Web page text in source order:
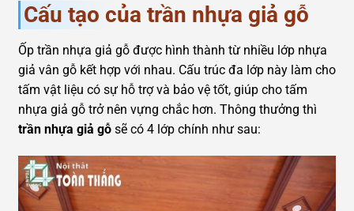
Cấu tạo của trần nhựa giả gỗ
Ốp trần nhựa giả gỗ được hình thành từ nhiều lớp nhựa
giả vân gỗ kết hợp với nhau. Cấu trúc đa lớp này làm cho
tấm vật liệu có sự hỗ trợ và bảo vệ tốt, giúp cho tấm
nhựa giả gỗ trở nên vựng chắc hơn. Thông thưởng thì
trần nhựa giả gỗ sẽ có 4 lớp chính như sau: